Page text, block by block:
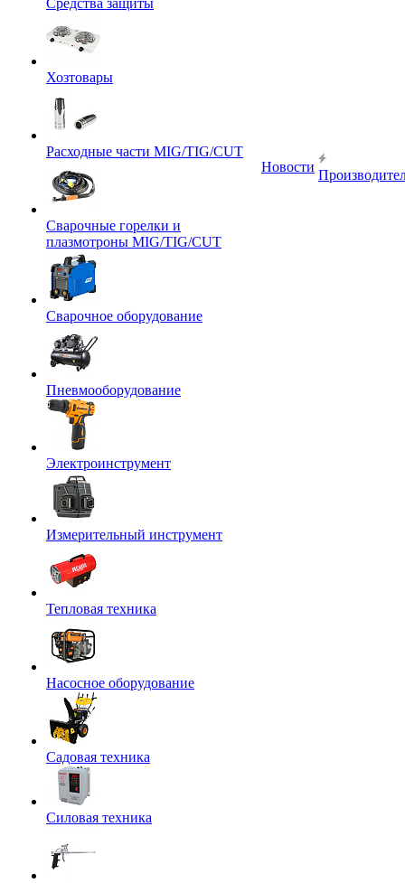
Средства защиты
Хозтовары
Расходные части MIG/TIG/CUT
Сварочные горелки и
плазмотроны MIG/TIG/CUT
Сварочное оборудование
Пневмооборудование
Электроинструмент
Измерительный инструмент
Тепловая техника
Насосное оборудование
Садовая техника
Силовая техника
Новости